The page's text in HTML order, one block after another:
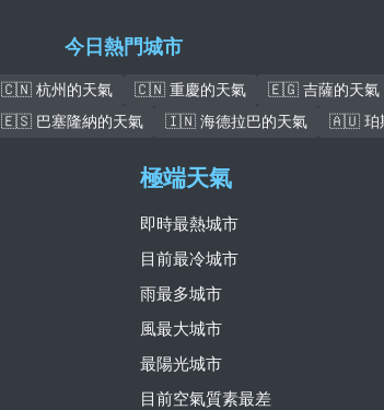
今日熱門城市
🇨🇳 杭州的天氣 🇨🇳 重慶的天氣 🇪🇬 吉薩的天氣
🇪🇸 巴塞隆納的天氣 🇮🇳 海德拉巴的天氣 🇦🇺 珀
極端天氣
即時最熱城市
目前最冷城市
雨最多城市
風最大城市
最陽光城市
目前空氣質素最差